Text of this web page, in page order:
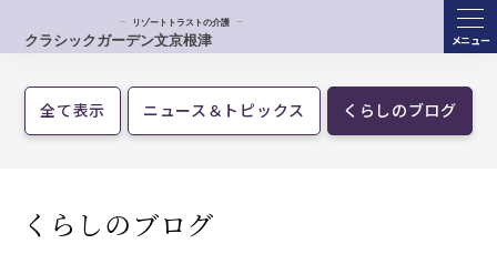
ME
NU
全て表示 ニュース＆トピックス くらしのブログ
くらしのブログ